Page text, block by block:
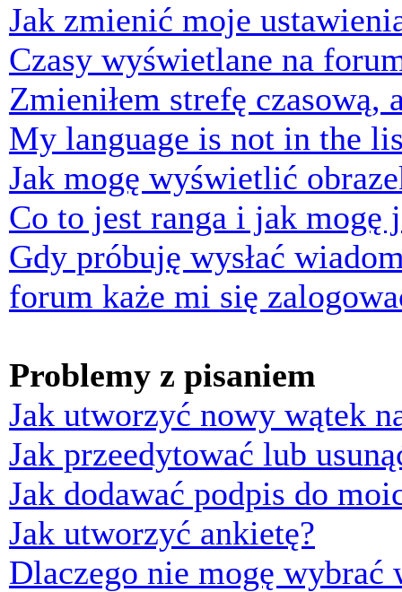
Jak zmienić moje
Czasy wyświetlane na
Zmieniłem strefę czasową,
My language is not in the
Jak mogę wyświetlić
Co to jest ranga i jak mogę
Gdy próbuję wysłać
forum każe mi się
Problemy z pisaniem
Jak utworzyć nowy wątek
Jak przeedytować lub
Jak dodawać podpis do
Jak utworzyć ankietę?
Dlaczego nie mogę wybrać